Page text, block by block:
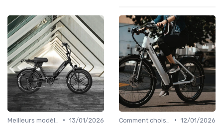
• 13/01/2026
• 12/01/2026